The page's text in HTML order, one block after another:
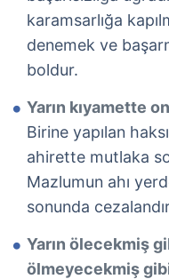
karamsarlığa
denemek ve
boldur.
Yarın kıyamette
Birine yapılan
ahirette mutlaka
Mazlumun ahı
sonunda
Yarın ölecekmiş
ölmeyecekmiş